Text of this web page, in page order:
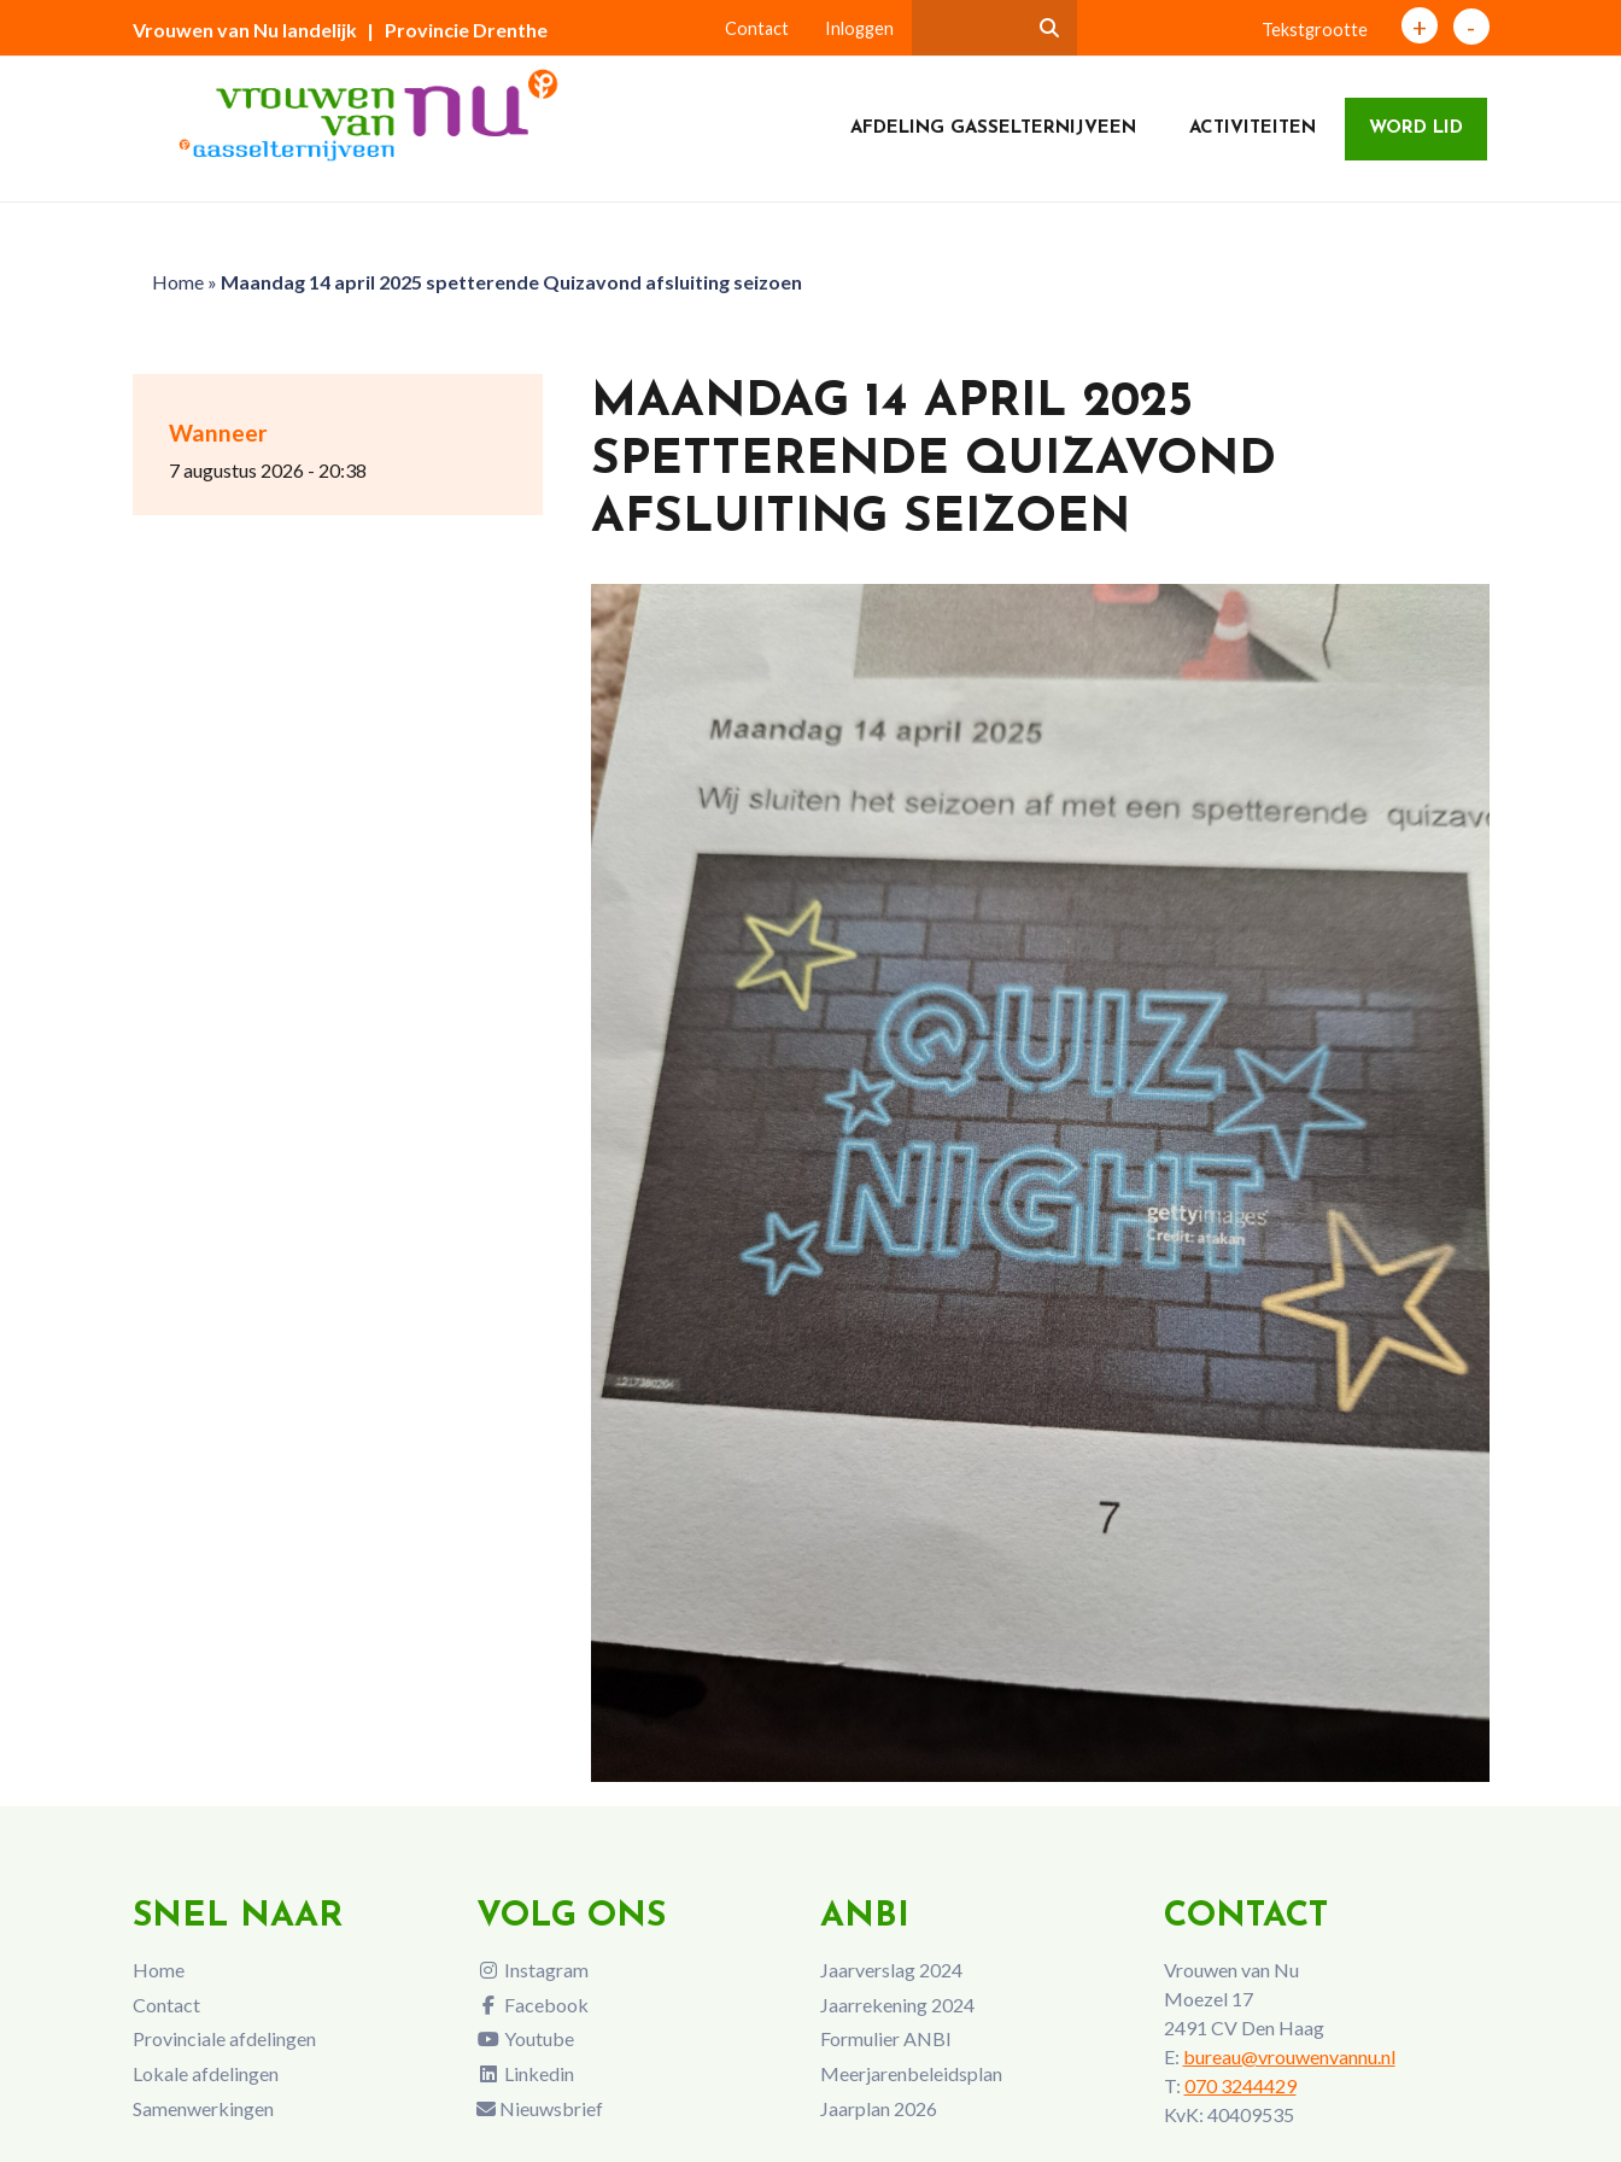
Vrouwen van Nu landelijk | Provincie Drenthe Contact Inloggen Tekstgrootte + -
AFDELING GASSELTERNIJVEEN ACTIVITEITEN WORD LID
Home» Maandag 14 april 2025 spetterende Quizavond afsluiting seizoen
Wanneer
7 augustus 2026 - 20:38
MAANDAG 14 APRIL 2025
SPETTERENDE QUIZAVOND
AFSLUITING SEIZOEN
SNEL NAAR
Home
Contact
Provinciale afdelingen
Lokale afdelingen
Samenwerkingen
VOLG ONS
Instagram
Facebook
Youtube
Linkedin
Nieuwsbrief
ANBI
Jaarverslag 2024
Jaarrekening 2024
Formulier ANBI
Meerjarenbeleidsplan
Jaarplan 2026
CONTACT
Vrouwen van Nu
Moezel 17
2491 CV Den Haag
E: bureau@vrouwenvannu.nl
T: 070 3244429
KvK: 40409535